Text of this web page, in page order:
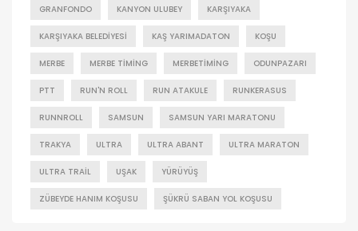
GRANFONDO KANYON ULUBEY KARŞIYAKA
KARŞIYAKA BELEDIYESI KAŞ YARIMADATON KOŞU
MERBE MERBE TIMING MERBETIMING ODUNPAZARI
PTT RUN'N ROLL RUN ATAKULE RUNKERASUS
RUNNROLL SAMSUN SAMSUN YARI MARATONU
TRAKYA ULTRA ULTRA ABANT ULTRA MARATON
ULTRA TRAIL UŞAK YÜRÜYÜŞ
ZÜBEYDE HANIM KOŞUSU ŞÜKRÜ SABAN YOL KOŞUSU